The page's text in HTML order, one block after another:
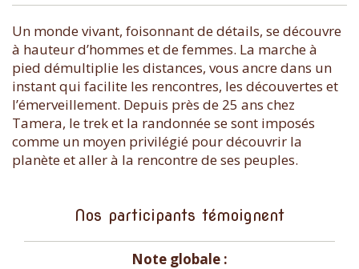
Un monde vivant, foisonnant de détails, se découvre
à hauteur d’hommes et de femmes. La marche à
pied démultiplie les distances, vous ancre dans un
instant qui facilite les rencontres, les découvertes et
l’émerveillement. Depuis près de 25 ans chez
Tamera, le trek et la randonnée se sont imposés
comme un moyen privilégié pour découvrir la
planète et aller à la rencontre de ses peuples.
Nos participants témoignent
Note globale :